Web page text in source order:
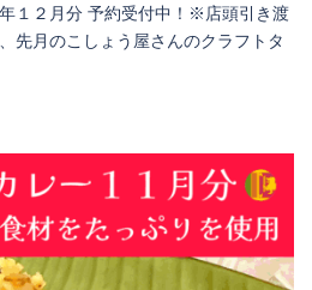
１２月分 予約受付中！※店頭引き渡
先月のこしょう屋さんのクラフトタ